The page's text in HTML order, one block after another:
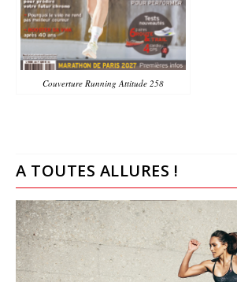
Couverture Running Attitude 258
A TOUTES ALLURES !